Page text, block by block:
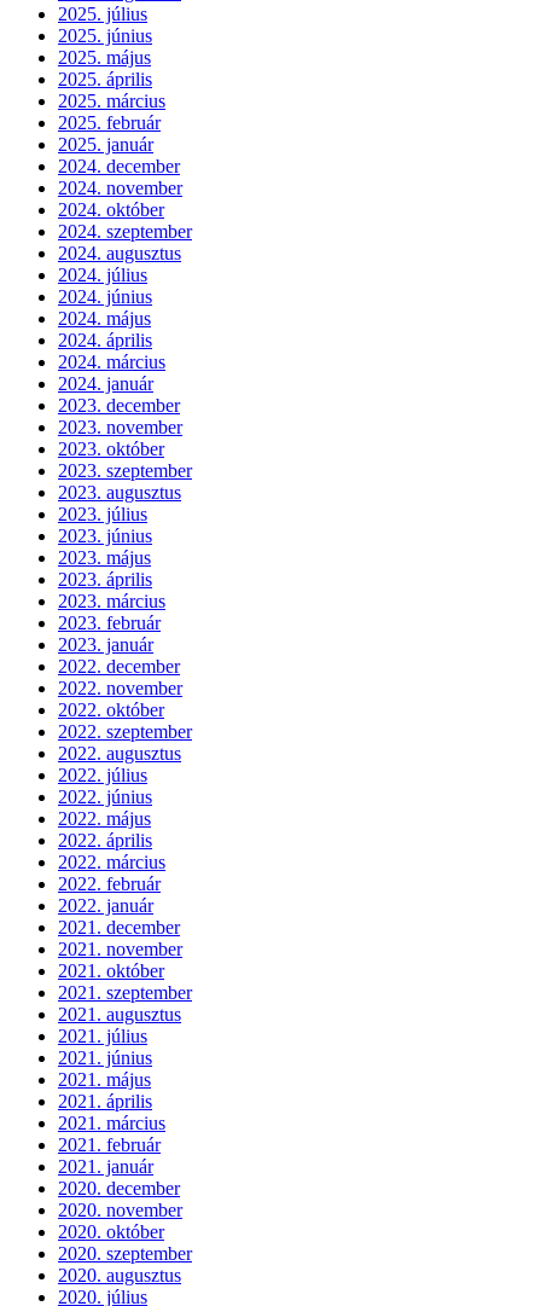
2025. július
2025. június
2025. május
2025. április
2025. március
2025. február
2025. január
2024. december
2024. november
2024. október
2024. szeptember
2024. augusztus
2024. július
2024. június
2024. május
2024. április
2024. március
2024. január
2023. december
2023. november
2023. október
2023. szeptember
2023. augusztus
2023. július
2023. június
2023. május
2023. április
2023. március
2023. február
2023. január
2022. december
2022. november
2022. október
2022. szeptember
2022. augusztus
2022. július
2022. június
2022. május
2022. április
2022. március
2022. február
2022. január
2021. december
2021. november
2021. október
2021. szeptember
2021. augusztus
2021. július
2021. június
2021. május
2021. április
2021. március
2021. február
2021. január
2020. december
2020. november
2020. október
2020. szeptember
2020. augusztus
2020. július